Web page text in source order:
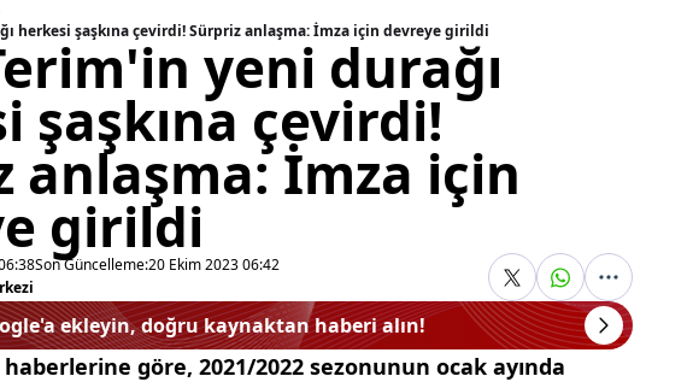
herkesi şaşkına çevirdi! Sürpriz anlaşma: İmza için devreye girildi
yeni durağı
şaşkına çevirdi!
anlaşma: İmza için
girildi
Son Güncelleme:20 Ekim 2023 06:42
ekleyin, doğru kaynaktan haberi alın!
göre, 2021/2022 sezonunun ocak ayında